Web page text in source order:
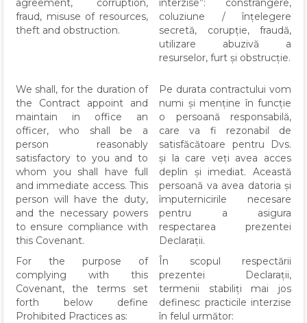
agreement, corruption,
fraud, misuse of resources,
theft and obstruction.
interzise”: constrângere,
coluziune / înțelegere
secretă, corupție, fraudă,
utilizare abuzivă a
resurselor, furt și obstrucție.
We shall, for the duration of
the Contract appoint and
maintain in office an
officer, who shall be a
person reasonably
satisfactory to you and to
whom you shall have full
and immediate access. This
person will have the duty,
and the necessary powers
to ensure compliance with
this Covenant.
For the purpose of
complying with this
Covenant, the terms set
forth below define
Prohibited Practices as:
Pe durata contractului vom
numi și menține în funcție
o persoană responsabilă,
care va fi rezonabil de
satisfăcătoare pentru Dvs.
și la care veți avea acces
deplin și imediat. Această
persoană va avea datoria și
împuternicirile necesare
pentru a asigura
respectarea prezentei
Declarații.
În scopul respectării
prezentei Declarații,
termenii stabiliți mai jos
definesc practicile interzise
în felul următor: